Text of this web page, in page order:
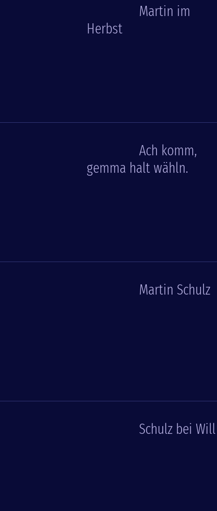
Martin im
Herbst
Ach komm,
gemma halt wähln.
Martin Schulz
Schulz bei Will